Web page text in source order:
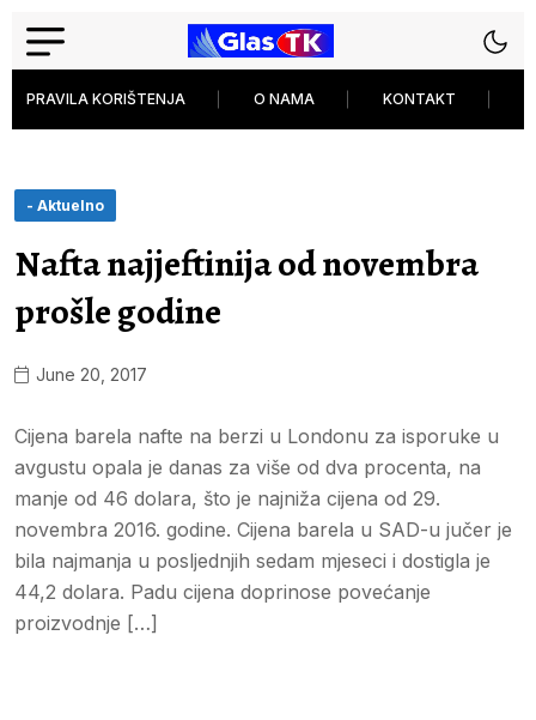
PRAVILA KORIŠTENJA O NAMA KONTAKT
- Aktuelno
Nafta najjeftinija od novembra
prošle godine
June 20, 2017
Cijena barela nafte na berzi u Londonu za isporuke u
avgustu opala je danas za više od dva procenta, na
manje od 46 dolara, što je najniža cijena od 29.
novembra 2016. godine. Cijena barela u SAD-u jučer je
bila najmanja u posljednjih sedam mjeseci i dostigla je
44,2 dolara. Padu cijena doprinose povećanje
proizvodnje […]